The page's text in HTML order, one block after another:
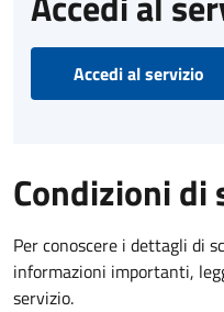
Accedi al servizio
Condizioni di
Per conoscere i dettagli di
informazioni importanti,
servizio.